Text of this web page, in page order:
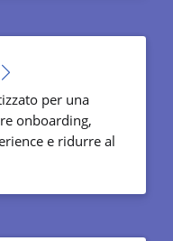
per una
onboarding,
e ridurre al